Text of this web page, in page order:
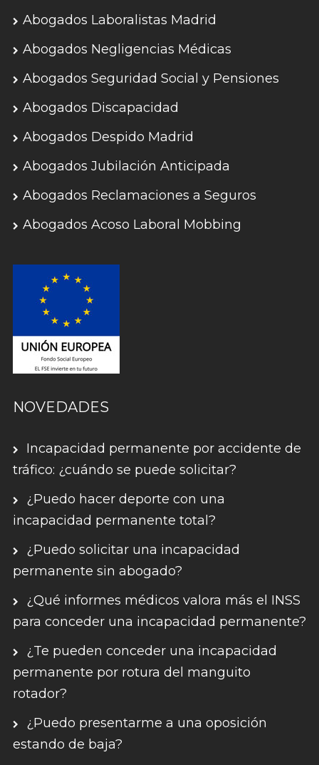
Abogados Laboralistas Madrid
Abogados Negligencias Médicas
Abogados Seguridad Social y Pensiones
Abogados Discapacidad
Abogados Despido Madrid
Abogados Jubilación Anticipada
Abogados Reclamaciones a Seguros
Abogados Acoso Laboral Mobbing
NOVEDADES
Incapacidad permanente por accidente de
tráfico: ¿cuándo se puede solicitar?
¿Puedo hacer deporte con una
incapacidad permanente total?
¿Puedo solicitar una incapacidad
permanente sin abogado?
¿Qué informes médicos valora más el INSS
para conceder una incapacidad permanente?
¿Te pueden conceder una incapacidad
permanente por rotura del manguito
rotador?
¿Puedo presentarme a una oposición
estando de baja?